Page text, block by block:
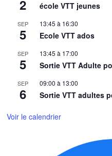
2 école VTT jeunes
SEP
5
13:45 à 16:30
Ecole VTT ados
SEP
5
13:45 à 17:00
Sortie VTT Adulte
SEP
6
09:00 à 13:00
Sortie VTT adultes
Voir le calendrier